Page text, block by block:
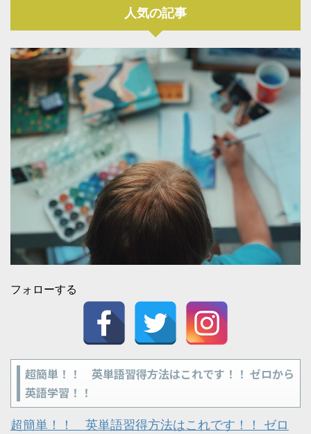
人気の記事
フォローする
超簡単！！ 英単語習得方法はこれです！！ ゼロから
英語学習！！
超簡単！！ 英単語習得方法はこれです！！ ゼロ